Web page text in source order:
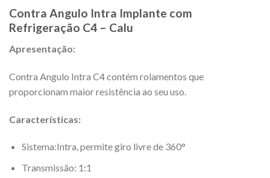
Contra Angulo Intra Implante com
Refrigeração C4 – Calu
Apresentação:
Contra Angulo Intra C4 contém rolamentos que
proporcionam maior resistência ao seu uso.
Características:
Sistema:Intra, permite giro livre de 360°
Transmissão: 1:1